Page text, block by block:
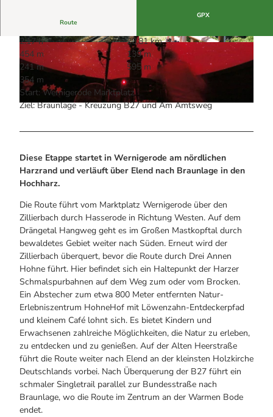
Noch lange nicht Schicht im Schacht
Wanderführer Jörg Kühnhold
Informationen für Gastgeberinnen
Kulinarik
Einkaufen
Webcams
© Matthias Berlin, Matthias Bein
© I. Nörenberg, Nationalpark Harz | CC-BY
Route
GPX
2:17 h
23,81 km
454 m
139 m
241 m
595 m
354 m
Start: Wernigerode Marktplatz
Ziel: Braunlage - Kreuzung B27 und Am Amtsweg
Diese Etappe startet in Wernigerode am nördlichen
Harzrand und verläuft über Elend nach Braunlage in den
Hochharz.
Die Route führt vom Marktplatz Wernigerode über den
Zillierbach durch Hasserode in Richtung Westen. Auf dem
Drängetal Hangweg geht es im Großen Mastkopftal durch
bewaldetes Gebiet weiter nach Süden. Erneut wird der
Zillierbach überquert, bevor die Route durch Drei Annen
Hohne führt. Hier befindet sich ein Haltepunkt der Harzer
Schmalspurbahnen auf dem Weg zum oder vom Brocken.
Ein Abstecher zum etwa 800 Meter entfernten Natur-
Erlebniszentrum HohneHof mit Löwenzahn-Entdeckerpfad
und kleinem Café lohnt sich. Es bietet Kindern und
Erwachsenen zahlreiche Möglichkeiten, die Natur zu erleben,
zu entdecken und zu genießen. Auf der Alten Heerstraße
führt die Route weiter nach Elend an der kleinsten Holzkirche
Deutschlands vorbei. Nach Überquerung der B27 führt ein
schmaler Singletrail parallel zur Bundesstraße nach
Braunlage, wo die Route im Zentrum an der Warmen Bode
endet.